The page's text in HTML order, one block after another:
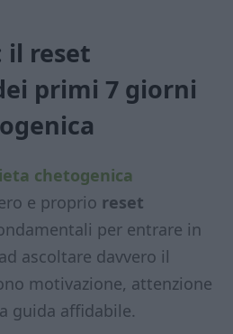
il reset
primi 7 giorni
chetogenica
e proprio reset
per entrare in
ascoltare davvero il
motivazione, attenzione
guida affidabile.